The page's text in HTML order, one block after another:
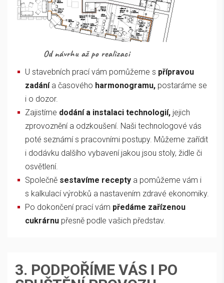
U stavebních prací vám pomůžeme s přípravou
zadánía časového harmonogramu, postaráme se
i o dozor.
Zajistíme dodání a instalaci technologií, jejich
zprovoznění a odzkoušení. Naši technologové vás
poté seznámí s pracovními postupy. Můžeme zařídit
i dodávku dalšího vybavení jakou jsou stoly, židle či
osvětlení.
Společně sestavíme recepty a pomůžeme vám i
s kalkulací výrobků a nastavením zdravé ekonomiky.
Po dokončení prací vám předáme zařízenou
cukrárnu přesně podle vašich představ.
3. PODPOŘÍME VÁS I PO